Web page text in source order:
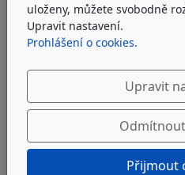
ARGO-HYTOS
Sítová filtrační vložka
7 472 Kč bez DPH
uloženy, můžete svobodně
Upravit nastavení.
Prohlášení o cookies.
Upravit
Přijmout